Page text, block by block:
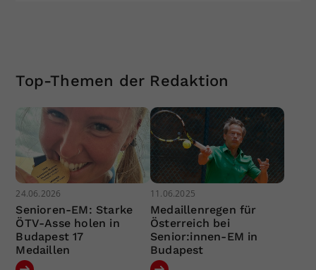
Top-Themen der Redaktion
24.06.2026
Senioren-EM: Starke
ÖTV-Asse holen in
Budapest 17
Medaillen
11.06.2025
Medaillenregen für
Österreich bei
Senior:innen-EM in
Budapest